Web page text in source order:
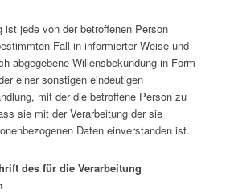
jede von der betroffenen Person
Fall in informierter Weise und
abgegebene Willensbekundung in Form
einer sonstigen eindeutigen
mit der die betroffene Person zu
sie mit der Verarbeitung der sie
Daten einverstanden ist.
des für die Verarbeitung